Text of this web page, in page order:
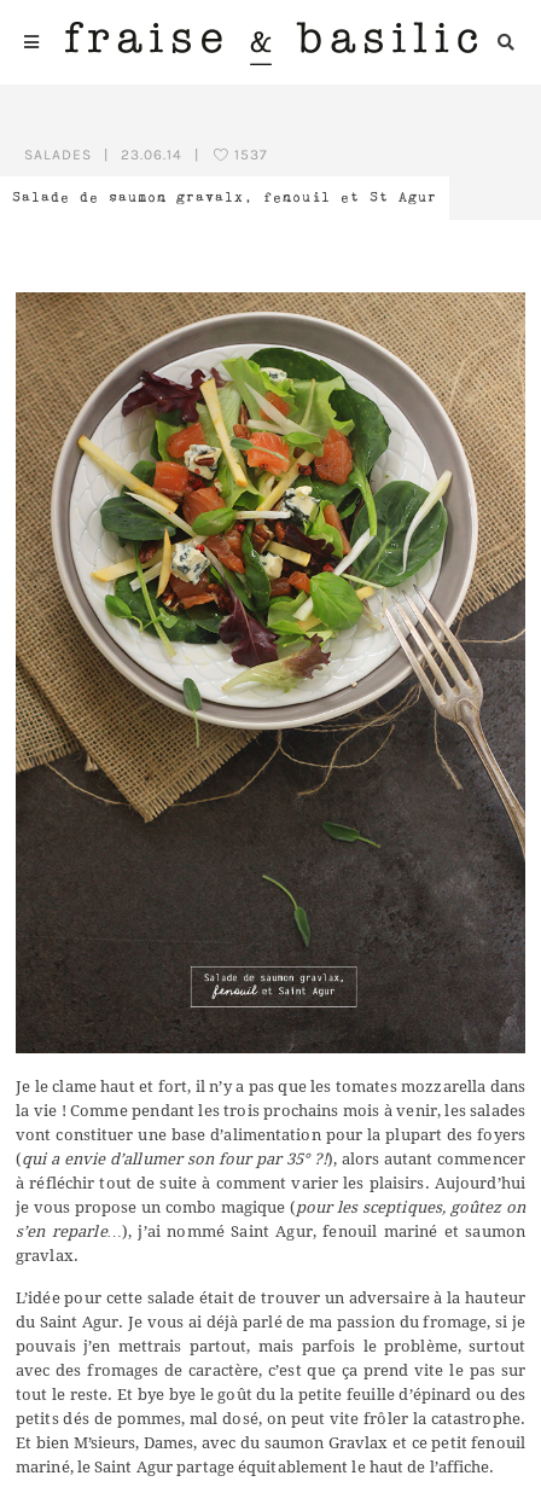
Salade de saumon gravalx, fenouil et St Agur
SALADES 23.06.14 1537
Je le clame haut et fort, il n’y a pas que les tomates mozzarella dans
la vie ! Comme pendant les trois prochains mois à venir, les salades
vont constituer une base d’alimentation pour la plupart des foyers
(qui a envie d’allumer son four par 35° ?!), alors autant commencer
à réfléchir tout de suite à comment varier les plaisirs. Aujourd’hui
je vous propose un combo magique (pour les sceptiques, goûtez on
s’en reparle… ), j’ai nommé Saint Agur, fenouil mariné et saumon
gravlax.
L’idée pour cette salade était de trouver un adversaire à la hauteur
du Saint Agur. Je vous ai déjà parlé de ma passion du fromage, si je
pouvais j’en mettrais partout, mais parfois le problème, surtout
avec des fromages de caractère, c’est que ça prend vite le pas sur
tout le reste. Et bye bye le goût du la petite feuille d’épinard ou des
petits dés de pommes, mal dosé, on peut vite frôler la catastrophe.
Et bien M’sieurs, Dames, avec du saumon Gravlax et ce petit fenouil
mariné, le Saint Agur partage équitablement le haut de l’affiche.